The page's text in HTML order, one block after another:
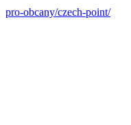
pro-obcany/czech-point/